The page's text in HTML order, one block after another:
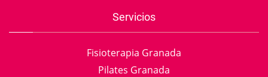
Servicios
Fisioterapia Granada
Pilates Granada